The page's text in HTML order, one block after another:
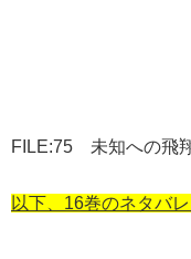
FILE:75 未知への飛
以下、16巻のネタバレ